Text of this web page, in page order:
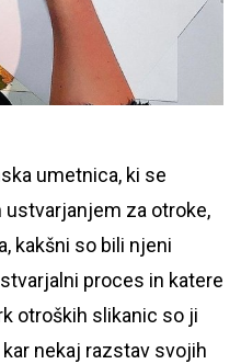
umetnica, ki se
ustvarjanjem za otroke,
kakšni so bili njeni
proces in katere
otroških slikanic so ji
nekaj razstav svojih